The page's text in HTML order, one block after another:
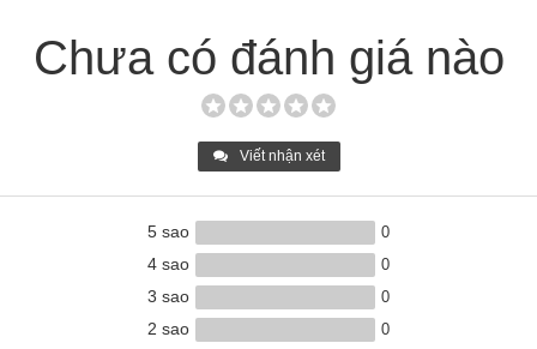
Chưa có đánh giá nào
Viết nhận xét
5 sao 0
4 sao 0
3 sao 0
2 sao 0